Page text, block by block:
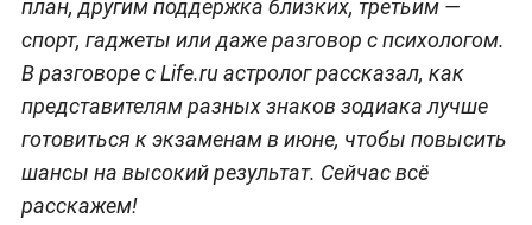
план, другим поддержка близких, третьим —
спорт, гаджеты или даже разговор с психологом.
В разговоре с Life.ru астролог рассказал, как
представителям разных знаков зодиака лучше
готовиться к экзаменам в июне, чтобы повысить
шансы на высокий результат. Сейчас всё
расскажем!